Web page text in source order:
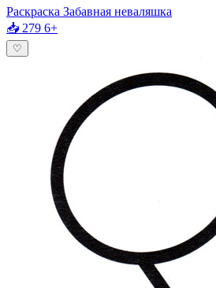
Раскраска Забавная неваляшка
📥 279 6+
♡